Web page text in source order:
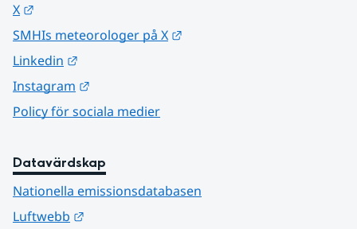
X
SMHIs meteorologer på X
Linkedin
Instagram
Policy för sociala medier
Datavärdskap
Nationella emissionsdatabasen
Luftwebb